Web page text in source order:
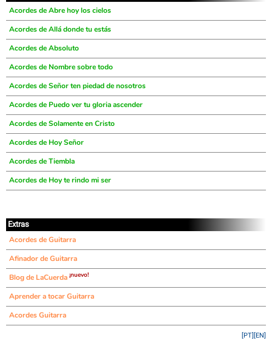
Acordes de Abre hoy los cielos
Acordes de Allá donde tu estás
Acordes de Absoluto
Acordes de Nombre sobre todo
Acordes de Señor ten piedad de nosotros
Acordes de Puedo ver tu gloria ascender
Acordes de Solamente en Cristo
Acordes de Hoy Señor
Acordes de Tiembla
Acordes de Hoy te rindo mi ser
Extras
Acordes de Guitarra
Afinador de Guitarra
Blog de LaCuerda ¡nuevo!
Aprender a tocar Guitarra
Acordes Guitarra
[EN]
[PT]